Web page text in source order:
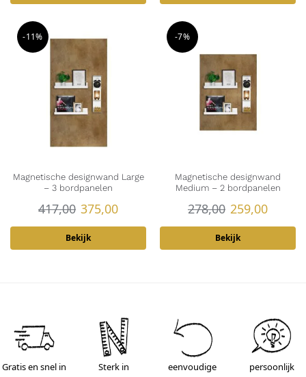
-11%
Magnetische designwand Large
– 3 bordpanelen
417,00 375,00
Bekijk
-7%
Magnetische designwand
Medium – 2 bordpanelen
278,00 259,00
Bekijk
Gratis en snel in
Sterk in
eenvoudige
persoonlijk